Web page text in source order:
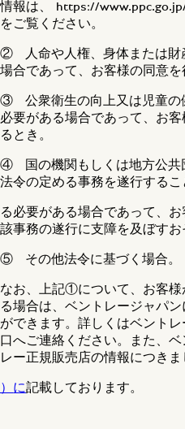
情報は、 https://
をご覧ください。
② 人命や人権、身体または財
場合であって、お客様の同意を
③ 公衆衛生の向上又は児童の
必要がある場合であって、お
るとき。
④ 国の機関もしくは地方公共
法令の定める事務を遂行する
る必要がある場合であって、
該事務の遂行に支障を及ぼすお
⑤ その他法令に基づく場合。
なお、上記①について、お客
る場合は、ベントレージャパ
ができます。詳しくはベント
口へご連絡ください。また、
レー正規販売店の情報につき
） に記載しております。